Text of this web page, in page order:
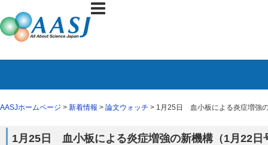
AASJホームページ > 新着情報 > 論文ウォッチ > 1月25日 血小板による炎症増強
1月25日 血小板による炎症増強の新機構（1月22日